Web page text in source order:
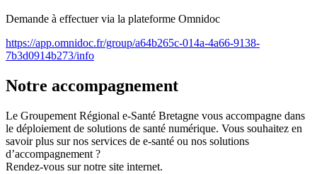
Demande à effectuer via la plateforme Omnidoc
https://app.omnidoc.fr/group/a64b265c-014a-4a66-9138-
7b3d0914b273/info
Notre accompagnement
Le Groupement Régional e-Santé Bretagne vous accompagne dans
le déploiement de solutions de santé numérique. Vous souhaitez en
savoir plus sur nos services de e-santé ou nos solutions
d’accompagnement ?
Rendez-vous sur notre site internet.